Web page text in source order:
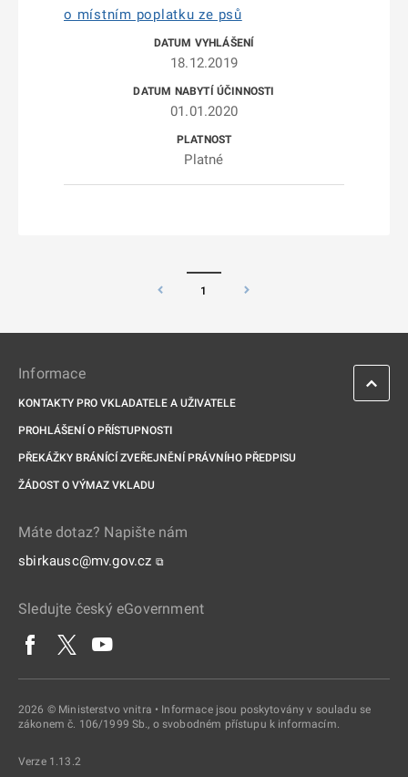
o místním poplatku ze psů
18.12.2019
01.01.2020
Platné
1
Informace
KONTAKTY PRO VKLADATELE A UŽIVATELE
PROHLÁŠENÍ O PŘÍSTUPNOSTI
PŘEKÁŽKY BRÁNÍCÍ ZVEŘEJNĚNÍ PRÁVNÍHO PŘEDPISU
ŽÁDOST O VÝMAZ VKLADU
Máte dotaz? Napište nám
sbirkausc@mv.gov.cz ⧉
Sledujte český eGovernment
2026 © Ministerstvo vnitra • Informace jsou poskytovány v souladu se
zákonem č. 106/1999 Sb., o svobodném přístupu k informacím.
Verze 1.13.2